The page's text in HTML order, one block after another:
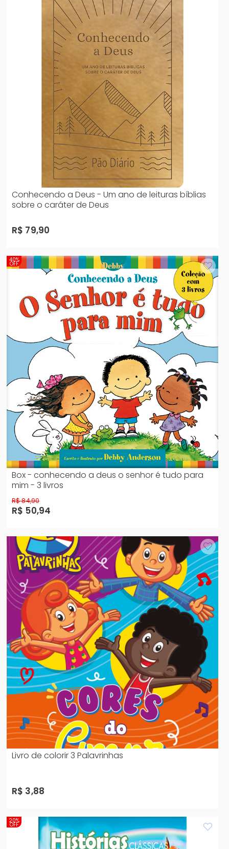
Conhecendo a Deus - Um ano de leituras bíblias
sobre o caráter de Deus
R$ 79,90
40%
OFF
Box - conhecendo a deus o senhor é tudo para
mim - 3 livros
R$ 84,90
R$ 50,94
Livro de colorir 3 Palavrinhas
R$ 3,88
20%
OFF